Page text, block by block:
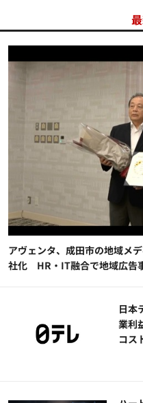
アヴェンタ、成田市の地域メ
社化 HR・IT融合で地域広告
日本
業利
コス